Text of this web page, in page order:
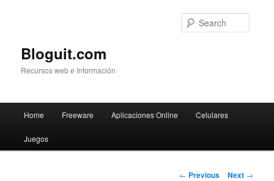
Bloguit.com
Recursos web e Información
Skip
to
Home Freeware Aplicaciones Online Celulares
Juegos
Post
← Previous Next →